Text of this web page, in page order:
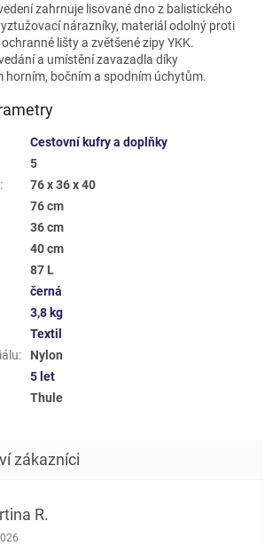
zahrnuje lisované dno z balistického
nárazníky, materiál odolný proti
lišty a zvětšené zipy YKK.
a umístění zavazadla díky
horním, bočním a spodním úchytům.
Cestovní kufry a doplňky
5
:
76 x 36 x 40
76 cm
36 cm
40 cm
87 L
černá
3,8 kg
Textil
:
Nylon
5 let
Thule
R.
obchodu je 5 z 5 hvězdiček.